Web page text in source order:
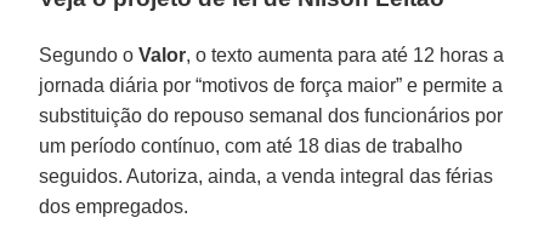
Segundo oValor, o texto aumenta para até 12 horas a
jornada diária por “motivos de força maior” e permite a
substituição do repouso semanal dos funcionários por
um período contínuo, com até 18 dias de trabalho
seguidos. Autoriza, ainda, a venda integral das férias
dos empregados.